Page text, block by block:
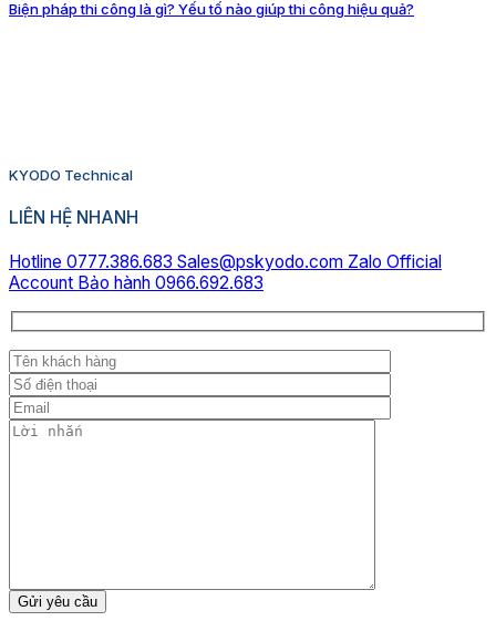
Biện pháp thi công là gì? Yếu tố nào giúp thi công hiệu quả?
KYODO Technical
LIÊN HỆ NHANH
Hotline 0777.386.683 Sales@pskyodo.com Zalo Official
Account Bảo hành 0966.692.683